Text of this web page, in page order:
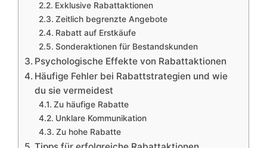
Exklusive Rabattaktionen
Zeitlich begrenzte Angebote
Rabatt auf Erstkäufe
Sonderaktionen für Bestandskunden
Psychologische Effekte von Rabattaktionen
Häufige Fehler bei Rabattstrategien und wie
du sie vermeidest
Zu häufige Rabatte
Unklare Kommunikation
Zu hohe Rabatte